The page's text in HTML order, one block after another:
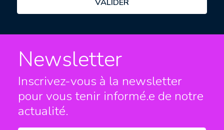
Newsletter
Inscrivez-vous à la newsletter
pour vous tenir informé.e de notre
actualité.